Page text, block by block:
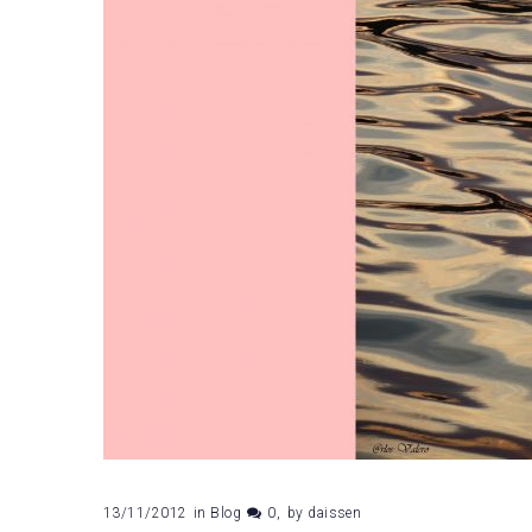
13/11/2012 in Blog 0 by daissen